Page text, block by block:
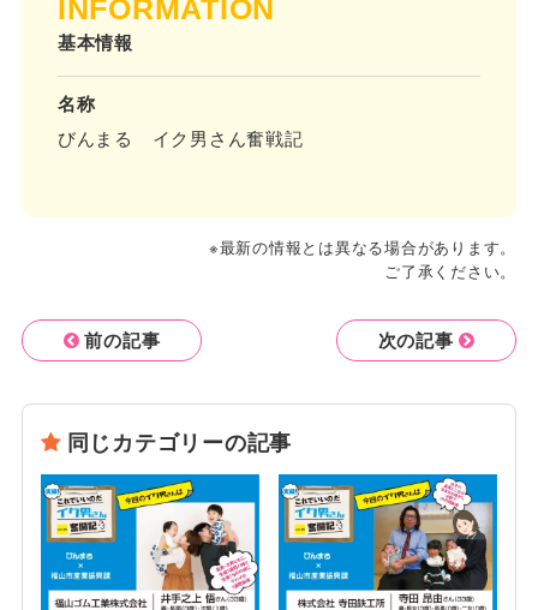
INFORMATION
基本情報
名称
びんまる イク男さん奮戦記
※最新の情報とは異なる場合があります。
ご了承ください。
前の記事 次の記事
同じカテゴリーの記事